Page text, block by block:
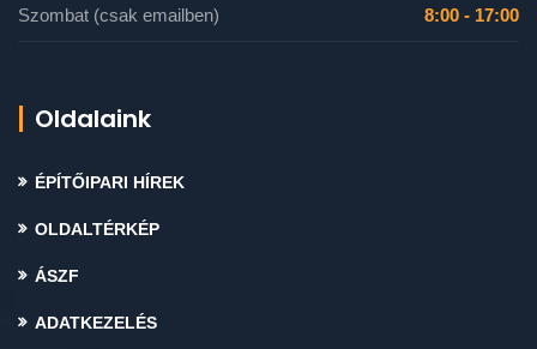
Szombat (csak emailben) 8:00 - 17:00
Oldalaink
ÉPÍTŐIPARI HÍREK
OLDALTÉRKÉP
ÁSZF
ADATKEZELÉS